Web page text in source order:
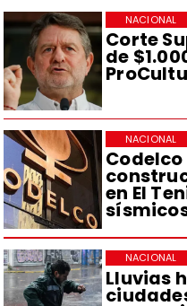
Corte
de
NACIONAL
en El
NACIONAL
Lluvias
NACIONAL